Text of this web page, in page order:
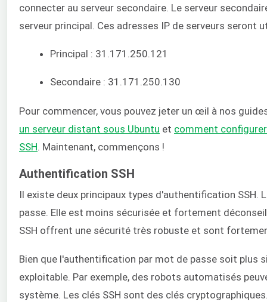
connecter au serveur secondaire. Le serveur
serveur principal. Ces adresses IP de serveurs seront
Principal : 31.171.250.121
Secondaire : 31.171.250.130
Pour commencer, vous pouvez jeter un œil à nos
un serveur distant sous Ubuntu et comment
SSH . Maintenant, commençons !
Authentification SSH
Il existe deux principaux types d'authentification
passe. Elle est moins sécurisée et fortement
SSH offrent une sécurité très robuste et sont
Bien que l'authentification par mot de passe soit plus
exploitable. Par exemple, des robots automatisés
système. Les clés SSH sont des clés